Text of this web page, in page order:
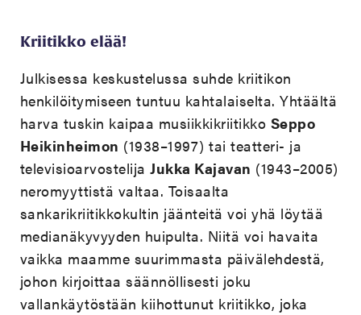
Kriitikko elää!
Julkisessa keskustelussa suhde kriitikon
henkilöitymiseen tuntuu kahtalaiselta. Yhtäältä
harva tuskin kaipaa musiikkikriitikko Seppo
Heikinheimon (1938–1997) tai teatteri- ja
televisioarvostelijaJukka Kajavan (1943–2005)
neromyyttistä valtaa. Toisaalta
sankarikriitikkokultin jäänteitä voi yhä löytää
medianäkyvyyden huipulta. Niitä voi havaita
vaikka maamme suurimmasta päivälehdestä,
johon kirjoittaa säännöllisesti joku
vallankäytöstään kiihottunut kriitikko, joka